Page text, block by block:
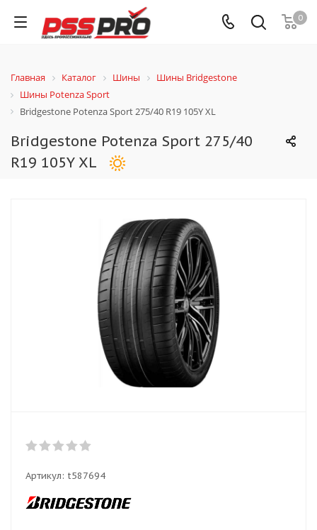
0
Главная Каталог Шины
Шины Bridgestone
Шины Potenza Sport
Bridgestone Potenza Sport 275/40 R19 105Y XL
Bridgestone Potenza Sport 275/40
R19 105Y XL
Артикул: t587694